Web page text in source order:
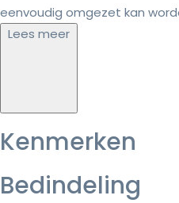
eenvoudig omgezet kan
Lees meer
Kenmerken
Bedindeling